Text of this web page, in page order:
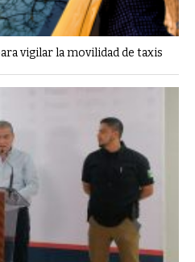
vigilar la movilidad de taxis